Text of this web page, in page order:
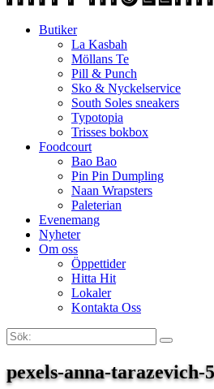
Butiker
La Kasbah
Möllans Te
Pill & Punch
Sko & Nyckelservice
South Soles sneakers
Typotopia
Trisses bokbox
Foodcourt
Bao Bao
Pin Pin Dumpling
Naan Wrapsters
Paleterian
Evenemang
Nyheter
Om oss
Öppettider
Hitta Hit
Lokaler
Kontakta Oss
Sök:
Search
pexels-anna-tarazevich-